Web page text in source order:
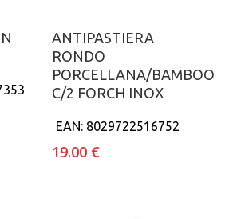
Aggiungi al carrello
ANTIPASTIERA
RONDO
PORCELLANA/BAMBOO
C/2 FORCH INOX
EAN: 8029722516752
19.00 €